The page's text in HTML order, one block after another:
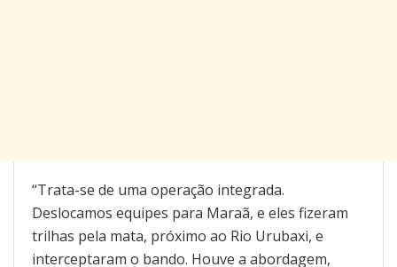
“Trata-se de uma operação integrada.
Deslocamos equipes para Maraã, e eles fizeram
trilhas pela mata, próximo ao Rio Urubaxi, e
interceptaram o bando. Houve a abordagem,